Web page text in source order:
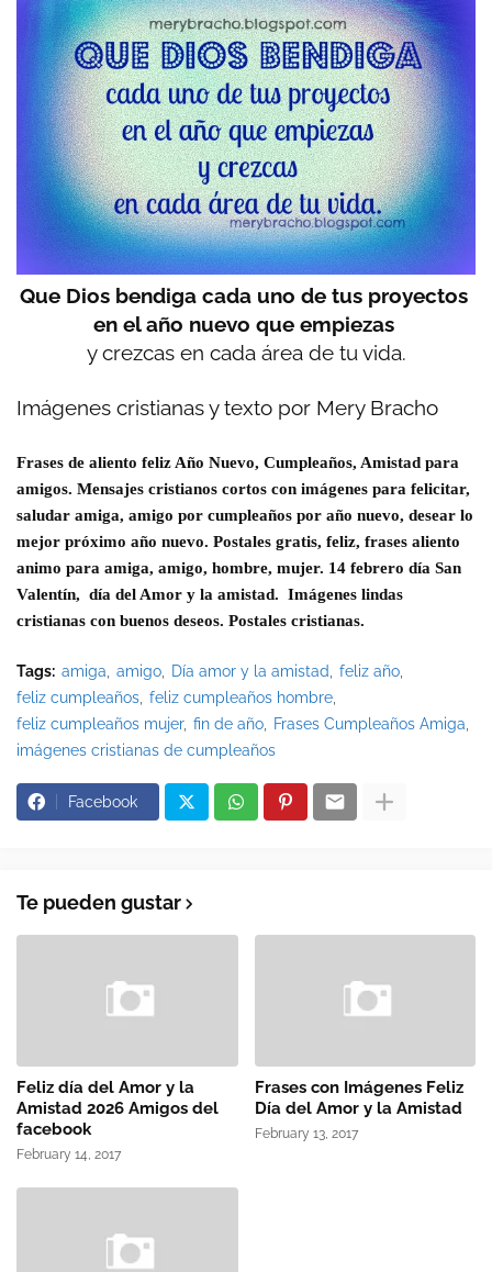
Que Dios bendiga cada uno de tus proyectos
en el año nuevo que empiezas
y crezcas en cada área de tu vida.
Imágenes cristianas y texto por Mery Bracho
Frases de aliento feliz Año Nuevo, Cumpleaños, Amistad para
amigos. Mensajes cristianos cortos con imágenes para felicitar,
saludar amiga, amigo por cumpleaños por año nuevo, desear lo
mejor próximo año nuevo. Postales gratis, feliz, frases aliento
animo para amiga, amigo, hombre, mujer. 14 febrero día San
Valentín, día del Amor y la amistad. Imágenes lindas
cristianas con buenos deseos. Postales cristianas.
Tags: amiga amigo Día amor y la amistad
feliz año
feliz cumpleaños feliz cumpleaños hombre
feliz cumpleaños mujer fin de año
Frases Cumpleaños Amiga
imágenes cristianas de cumpleaños
Facebook
Te pueden gustar
Feliz día del Amor y la
Amistad 2026 Amigos del
facebook
February 14, 2017
Frases con Imágenes Feliz
Día del Amor y la Amistad
February 13, 2017